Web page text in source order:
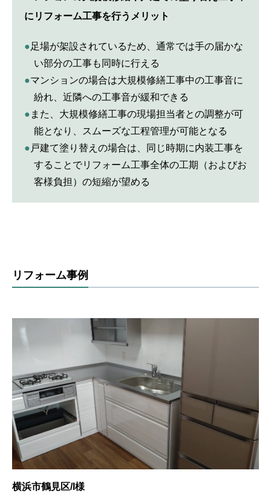
にリフォーム工事を行うメリット
●足場が架設されているため、通常では手の届かな
い部分の工事も同時に行える
●マンションの場合は大規模修繕工事中の工事音に
紛れ、近隣への工事音が緩和できる
●また、大規模修繕工事の現場担当者との調整が可
能となり、スムーズな工程管理が可能となる
●戸建て塗り替えの場合は、同じ時期に内装工事を
することでリフォーム工事全体の工期（およびお
客様負担）の短縮が望める
リフォーム事例
横浜市鶴見区/I様